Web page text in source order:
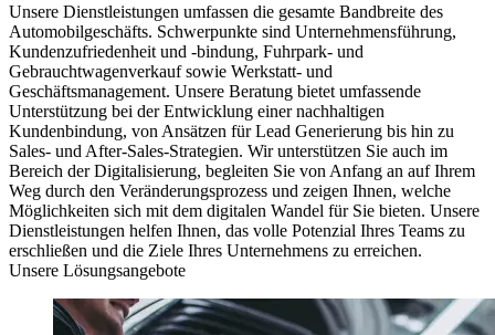
Unsere Dienstleistungen umfassen die gesamte Bandbreite des
Automobilgeschäfts. Schwerpunkte sind Unternehmensführung,
Kundenzufriedenheit und -bindung, Fuhrpark- und
Gebrauchtwagenverkauf sowie Werkstatt- und
Geschäftsmanagement. Unsere Beratung bietet umfassende
Unterstützung bei der Entwicklung einer nachhaltigen
Kundenbindung, von Ansätzen für Lead Generierung bis hin zu
Sales- und After-Sales-Strategien. Wir unterstützen Sie auch im
Bereich der Digitalisierung, begleiten Sie von Anfang an auf Ihrem
Weg durch den Veränderungsprozess und zeigen Ihnen, welche
Möglichkeiten sich mit dem digitalen Wandel für Sie bieten. Unsere
Dienstleistungen helfen Ihnen, das volle Potenzial Ihres Teams zu
erschließen und die Ziele Ihres Unternehmens zu erreichen.
Unsere Lösungsangebote